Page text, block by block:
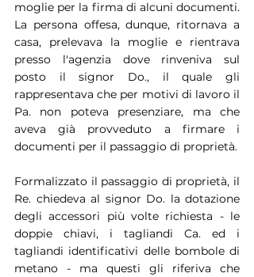
moglie per la firma di alcuni documenti.
La persona offesa, dunque, ritornava a
casa, prelevava la moglie e rientrava
presso l'agenzia dove rinveniva sul
posto il signor Do., il quale gli
rappresentava che per motivi di lavoro il
Pa. non poteva presenziare, ma che
aveva già provveduto a firmare i
documenti per il passaggio di proprietà.
Formalizzato il passaggio di proprietà, il
Re. chiedeva al signor Do. la dotazione
degli accessori più volte richiesta - le
doppie chiavi, i tagliandi Ca. ed i
tagliandi identificativi delle bombole di
metano - ma questi gli riferiva che